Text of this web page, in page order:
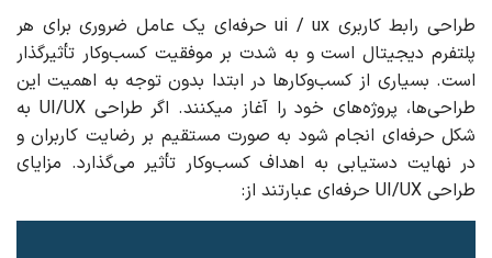
طراحی رابط کاربری ui / ux حرفه‌ای یک عامل ضروری برای هر
پلتفرم دیجیتال است و به شدت بر موفقیت کسب‌وکار تأثیرگذار
است. بسیاری از کسب‌وکارها در ابتدا بدون توجه به اهمیت این
طراحی‌ها، پروژه‌های خود را آغاز میکنند. اگر طراحی UI/UX به
شکل حرفه‌ای انجام شود به صورت مستقیم بر رضایت کاربران و
در نهایت دستیابی به اهداف کسب‌وکار تأثیر می‌گذارد. مزایای
طراحی UI/UX حرفه‌ای عبارتند از: